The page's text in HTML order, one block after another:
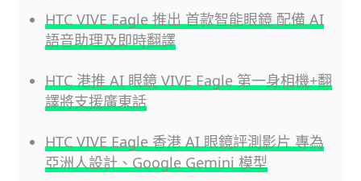
HTC VIVE Eagle 推出 首款智能眼鏡 配備 AI
語音助理及即時翻譯
HTC 港推 AI 眼鏡 VIVE Eagle 第一身相機+翻
譯將支援廣東話
HTC VIVE Eagle 香港 AI 眼鏡評測影片 專為
亞洲人設計、Google Gemini 模型